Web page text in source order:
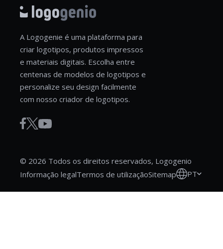
A Logogenie é uma plataforma para
criar logotipos, produtos impressos
e materiais digitais. Escolha entre
centenas de modelos de logotipos e
personalize seu design facilmente
com nosso criador de logotipos.
© 2026 Todos os direitos reservados, Logogenio
Informação legalTermos de utilizaçãoSitemap PT